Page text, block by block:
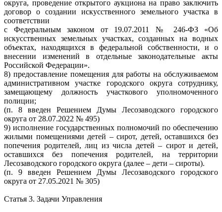
округа, проведение открытого аукциона на право заключить
договор о создании искусственного земельного участка в
соответствии
с Федеральным законом от 19.07.2011 № 246-ФЗ «Об
искусственных земельных участках, созданных на водных
объектах, находящихся в федеральной собственности, и о
внесении изменений в отдельные законодательные акты
Российской Федерации».
8) предоставление помещения для работы на обслуживаемом
административном участке городского округа сотруднику,
замещающему должность участкового уполномоченного
полиции;
(п. 8 введен Решением Думы Лесозаводского городского
округа от 28.07.2022 № 495)
9) исполнение государственных полномочий по обеспечению
жилыми помещениями детей – сирот, детей, оставшихся без
попечения родителей, лиц из числа детей – сирот и детей,
оставшихся без попечения родителей, на территории
Лесозаводского городского округа (далее – дети – сироты).
(п. 9 введен Решением Думы Лесозаводского городского
округа от 27.05.2021 № 305)
Статья 3. Задачи Управления